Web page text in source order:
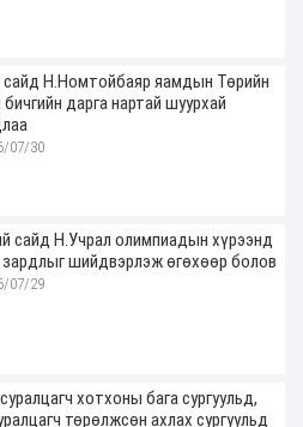
Н.Номтойбаяр яамдын Төрийн
бичгийн дарга нартай шуурхай
07/30
сайд Н.Учрал олимпиадын хүрээнд
зардлыг шийдвэрлэж өгөхөөр болов
07/29
хотхоны бага сургуульд,
төрөлжсөн ахлах сургуульд